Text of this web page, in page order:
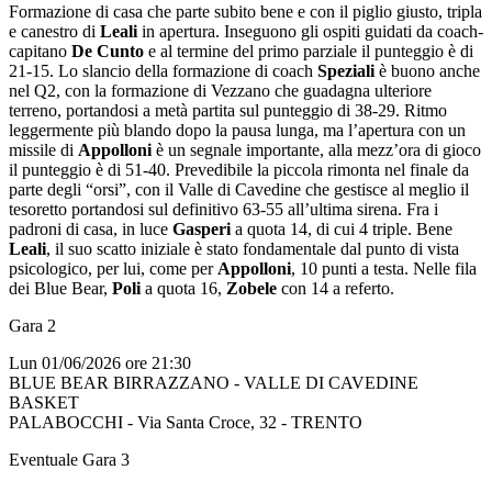
Formazione di casa che parte subito bene e con il piglio giusto, tripla
e canestro di Leali in apertura. Inseguono gli ospiti guidati da coach-
capitano De Cunto e al termine del primo parziale il punteggio è di
21-15. Lo slancio della formazione di coach Speziali è buono anche
nel Q2, con la formazione di Vezzano che guadagna ulteriore
terreno, portandosi a metà partita sul punteggio di 38-29. Ritmo
leggermente più blando dopo la pausa lunga, ma l’apertura con un
missile di Appolloni è un segnale importante, alla mezz’ora di gioco
il punteggio è di 51-40. Prevedibile la piccola rimonta nel finale da
parte degli “orsi”, con il Valle di Cavedine che gestisce al meglio il
tesoretto portandosi sul definitivo 63-55 all’ultima sirena. Fra i
padroni di casa, in luce Gasperi a quota 14, di cui 4 triple. Bene
Leali, il suo scatto iniziale è stato fondamentale dal punto di vista
psicologico, per lui, come per Appolloni, 10 punti a testa. Nelle fila
dei Blue Bear, Poli a quota 16, Zobele con 14 a referto.
Gara 2
Lun 01/06/2026 ore 21:30
BLUE BEAR BIRRAZZANO - VALLE DI CAVEDINE
BASKET
PALABOCCHI - Via Santa Croce, 32 - TRENTO
Eventuale Gara 3